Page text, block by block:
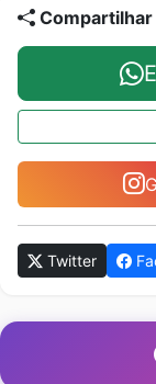
Compartilhar
Twitter